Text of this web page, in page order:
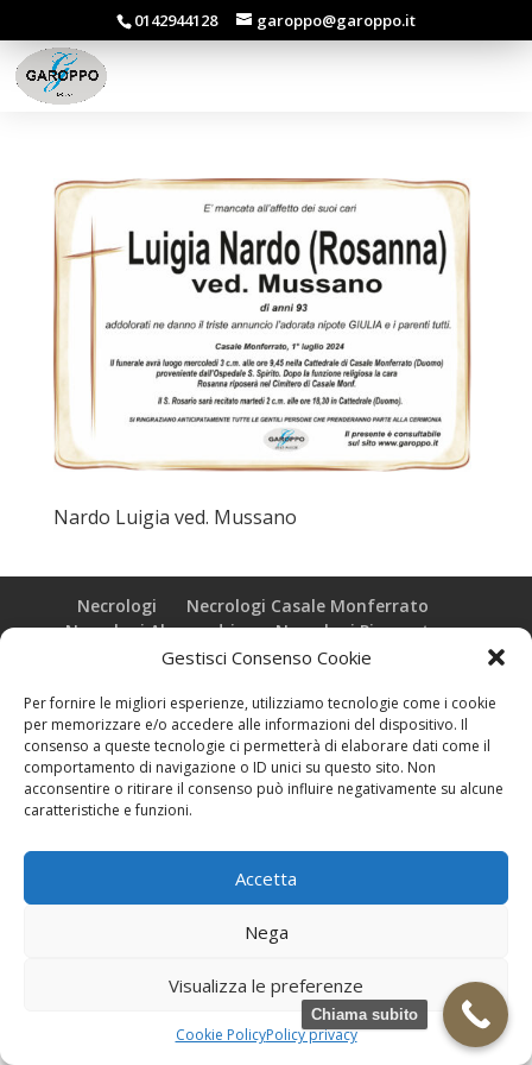
Gestisci Consenso Cookie
Per fornire le migliori esperienze, utilizziamo tecnologie come i cookie
per memorizzare e/o accedere alle informazioni del dispositivo. Il
consenso a queste tecnologie ci permetterà di elaborare dati come il
comportamento di navigazione o ID unici su questo sito. Non
acconsentire o ritirare il consenso può influire negativamente su alcune
caratteristiche e funzioni.
Accetta
Nega
Visualizza le preferenze
Cookie PolicyPolicy privacy
0142944128 garoppo@garoppo.it
Nardo Luigia ved. Mussano
Necrologi
Necrologi Casale Monferrato
Necrologi Alessandria
Necrologi Piemonte
Casale Monferrato info@zeropensieri-cloud
Chiama subito